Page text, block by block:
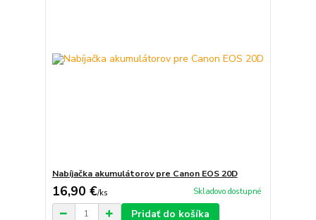
Nabíjačka akumulátorov pre Canon EOS 20D
16,90 €/ks Skladovo dostupné
Pridať do košíka